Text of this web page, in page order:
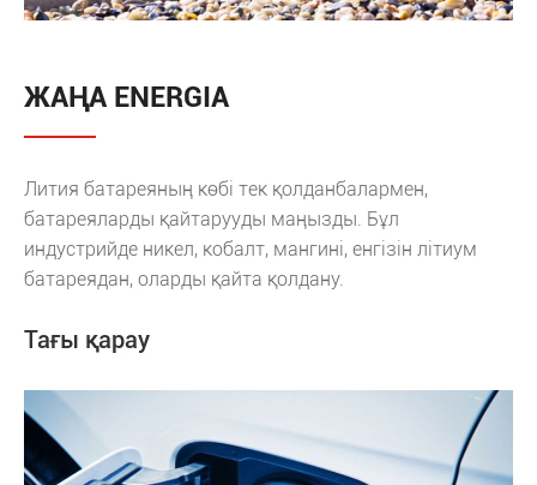
ЖАҢА ENERGIA
Лития батареяның көбі тек қолданбалармен,
батареяларды қайтарууды маңызды. Бұл
индустрийде никел, кобалт, мангині, енгізін літиум
батареядан, оларды қайта қолдану.
Тағы қарау